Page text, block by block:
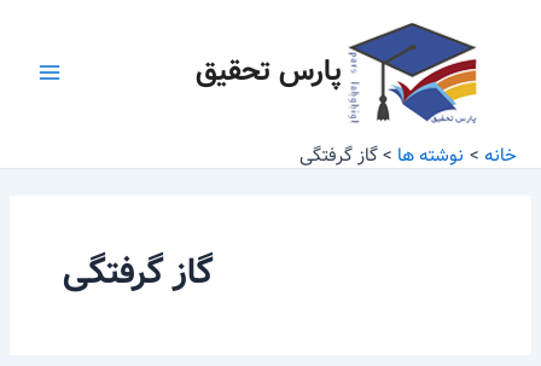
پارس تحقیق
خانه نوشته ها گاز گرفتگی
گاز گرفتگی